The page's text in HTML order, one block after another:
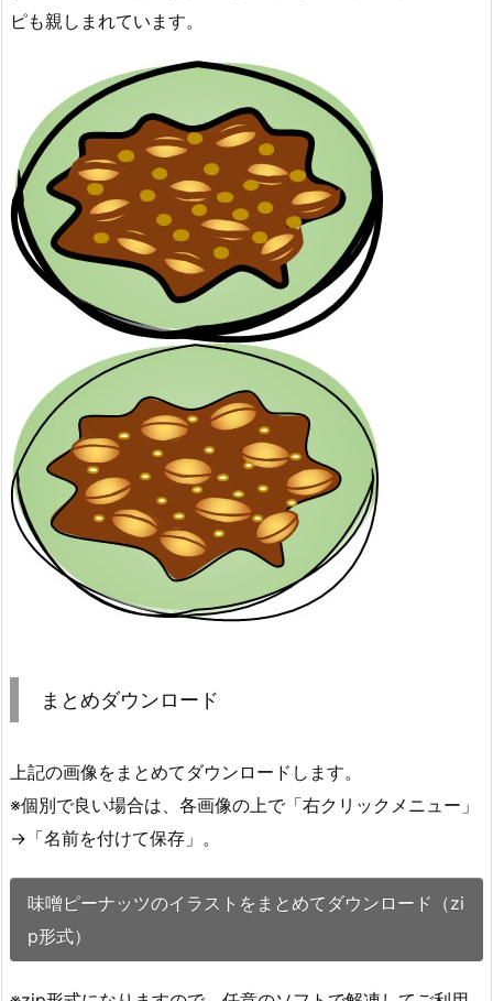
ピも親しまれています。
まとめダウンロード
上記の画像をまとめてダウンロードします。
※個別で良い場合は、各画像の上で「右クリックメニュー」
→「名前を付けて保存」。
味噌ピーナッツのイラストをまとめてダウンロード（zi
p形式）